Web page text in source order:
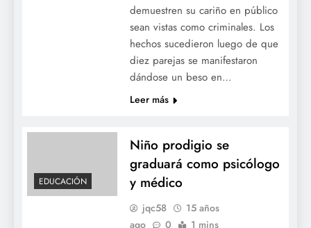
demuestren su cariño en público
sean vistas como criminales. Los
hechos sucedieron luego de que
diez parejas se manifestaron
dándose un beso en…
Leer más
EDUCACIÓN
Niño prodigio se
graduará como psicólogo
y médico
jqc58
15 años
ago
0 1 mins